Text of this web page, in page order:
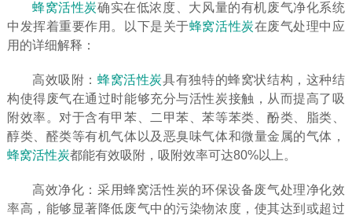
蜂窝活性炭确实在低浓度、大风量的有机废气净化系统
中发挥着重要作用。以下是关于蜂窝活性炭在废气处理中应
用的详细解释：
高效吸附：蜂窝活性炭具有独特的蜂窝状结构，这种结
构使得废气在通过时能够充分与活性炭接触，从而提高了吸
附效率。对于含有甲苯、二甲苯、苯等苯类、酚类、脂类、
醇类、醛类等有机气体以及恶臭味气体和微量金属的气体，
蜂窝活性炭都能有效吸附，吸附效率可达80%以上。
高效净化：采用蜂窝活性炭的环保设备废气处理净化效
率高，能够显著降低废气中的污染物浓度，使其达到或超过